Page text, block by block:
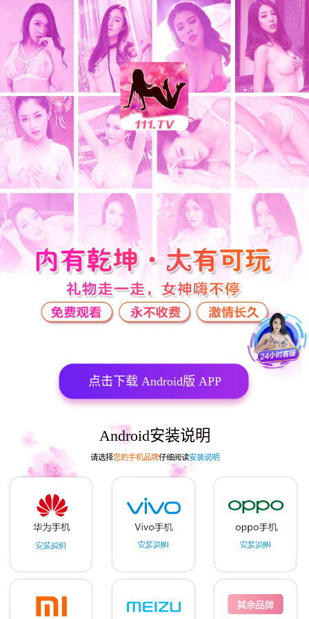
点击下载 Android版 APP
Android安装说明
请选择您的手机品牌仔细阅读安装说明